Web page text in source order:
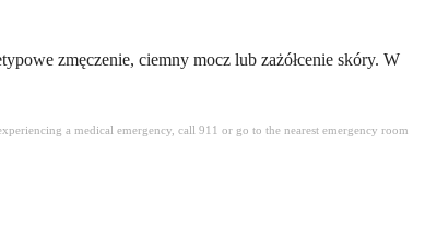
zmęczenie, ciemny mocz lub zażółcenie skóry. W
a medical emergency, call 911 or go to the nearest emergency room